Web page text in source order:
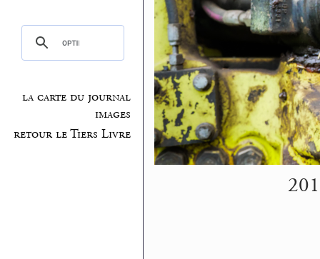
la carte du journal
images
retour le Tiers Livre